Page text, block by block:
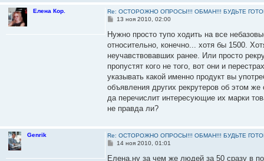
Елена Кор.
Re: ОСТОРОЖНО ОПРОСЫ!!! ОБМАН!!! БУДЬТЕ
С
о
б
щ
е
н
и
е
13 ноя 2010, 02:00
Нужно просто тупо ходить на все
относительно, конечно... хотя бы 1500.
неучавствовавших ранее. Или просто
пропустят кого не того, вот они и
указывать какой именно продукт вы
объявления других рекрутеров об этом
да перечислит интересующие их марки
не правда ли?
Genrik
Re: ОСТОРОЖНО ОПРОСЫ!!! ОБМАН!!! БУДЬТЕ
С
о
14 ноя 2010, 01:01
Елена,ну за чем же людей за 50 сразу в